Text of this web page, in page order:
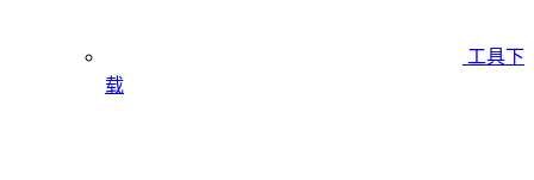
工具下
载